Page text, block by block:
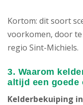
Kortom: dit soort
voorkomen, door
regio Sint-Michiels.
3. Waarom
altijd een goede
Kelderbekuiping